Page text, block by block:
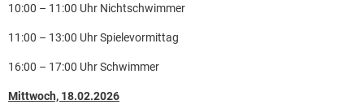
10:00 – 11:00 Uhr Nichtschwimmer
11:00 – 13:00 Uhr Spielevormittag
16:00 – 17:00 Uhr Schwimmer
Mittwoch, 18.02.2026